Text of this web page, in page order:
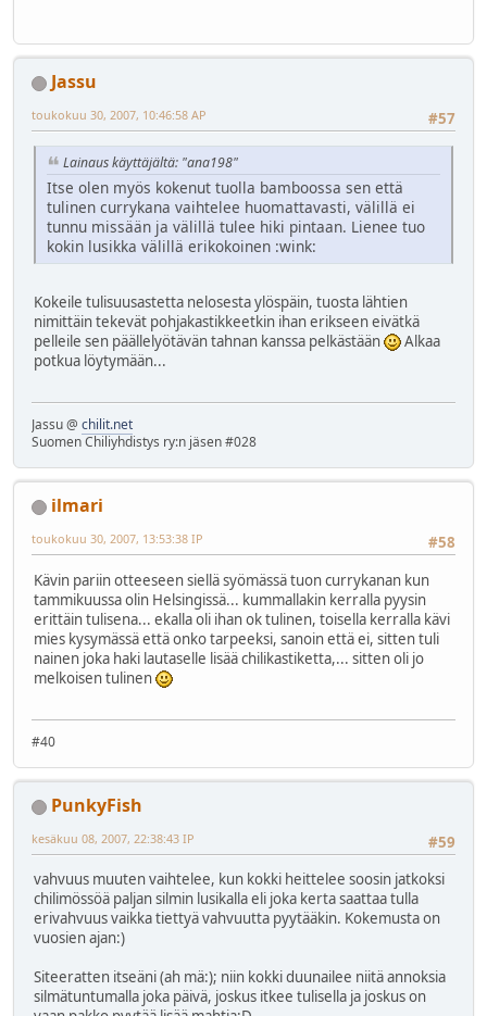
Jassu
#57
toukokuu 30, 2007, 10:46:58 AP
Lainaus käyttäjältä: "ana198"
Itse olen myös kokenut tuolla bamboossa sen että
tulinen currykana vaihtelee huomattavasti, välillä ei
tunnu missään ja välillä tulee hiki pintaan. Lienee tuo
kokin lusikka välillä erikokoinen :wink:
Kokeile tulisuusastetta nelosesta ylöspäin, tuosta lähtien
nimittäin tekevät pohjakastikkeetkin ihan erikseen eivätkä
pelleile sen päällelyötävän tahnan kanssa pelkästään
Alkaa
potkua löytymään...
Jassu @ chilit.net
Suomen Chiliyhdistys ry:n jäsen #028
ilmari
#58
toukokuu 30, 2007, 13:53:38 IP
Kävin pariin otteeseen siellä syömässä tuon currykanan kun
tammikuussa olin Helsingissä... kummallakin kerralla pyysin
erittäin tulisena... ekalla oli ihan ok tulinen, toisella kerralla kävi
mies kysymässä että onko tarpeeksi, sanoin että ei, sitten tuli
nainen joka haki lautaselle lisää chilikastiketta,... sitten oli jo
melkoisen tulinen
#40
PunkyFish
#59
kesäkuu 08, 2007, 22:38:43 IP
vahvuus muuten vaihtelee, kun kokki heittelee soosin jatkoksi
chilimössöä paljan silmin lusikalla eli joka kerta saattaa tulla
erivahvuus vaikka tiettyä vahvuutta pyytääkin. Kokemusta on
vuosien ajan:)
Siteeratten itseäni (ah mä:); niin kokki duunailee niitä annoksia
silmätuntumalla joka päivä, joskus itkee tulisella ja joskus on